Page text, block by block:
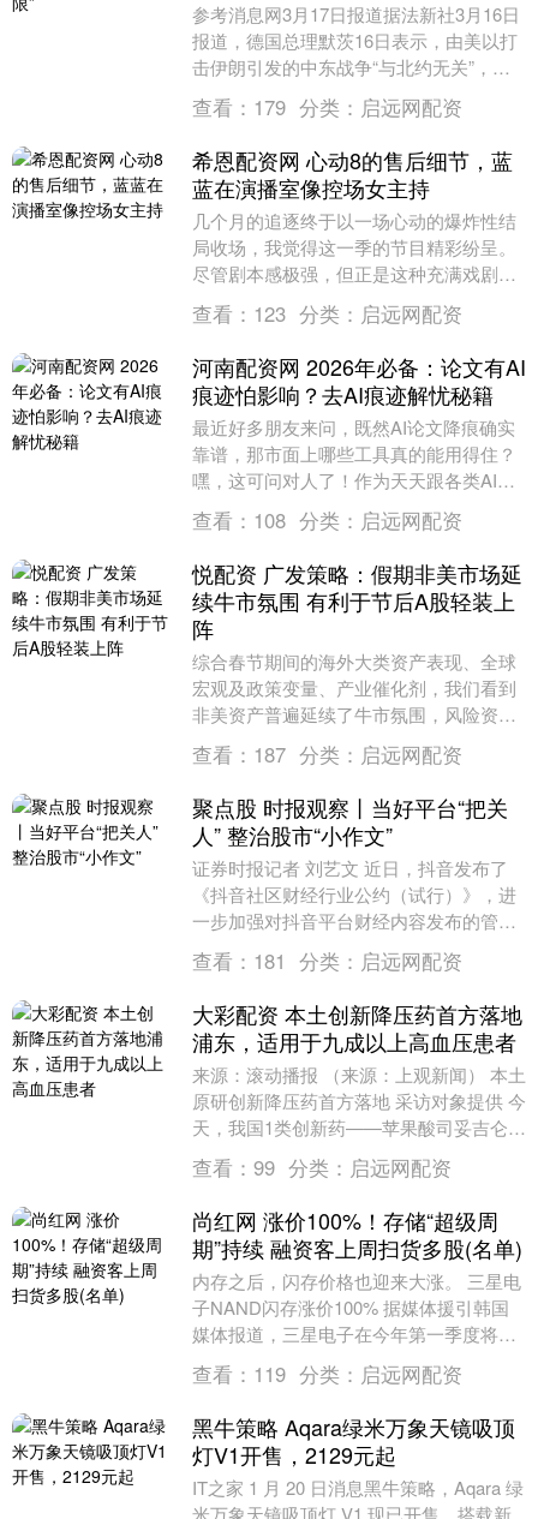
参考消息网3月17日报道据法新社3月16日
报道，德国总理默茨16日表示，由美以打
击伊朗引发的中东战争“与北约无关”，德
国也不会参与这场战争。 报道称，默茨在
与荷....
查看： 179 分类： 启远网配资
希恩配资网 心动8的售后细节，蓝
蓝在演播室像控场女主持
几个月的追逐终于以一场心动的爆炸性结
局收场，我觉得这一季的节目精彩纷呈。
尽管剧本感极强，但正是这种充满戏剧性
的恋爱综艺才更吸引人。如果故事从头甜
到尾，恐怕会显得....
查看： 123 分类： 启远网配资
河南配资网 2026年必备：论文有AI
痕迹怕影响？去AI痕迹解忧秘籍
最近好多朋友来问，既然AI论文降痕确实
靠谱，那市面上哪些工具真的能用得住？
嘿，这可问对人了！作为天天跟各类AI工
具打交道的老玩家，今天就把我亲测有效
的宝藏工具—....
查看： 108 分类： 启远网配资
悦配资 广发策略：假期非美市场延
续牛市氛围 有利于节后A股轻装上
阵
综合春节期间的海外大类资产表现、全球
宏观及政策变量、产业催化剂，我们看到
非美资产普遍延续了牛市氛围，风险资产
走强，欧洲、东亚、南美多国股指先后创
出历史新高。 （....
查看： 187 分类： 启远网配资
聚点股 时报观察丨当好平台“把关
人” 整治股市“小作文”
证券时报记者 刘艺文 近日，抖音发布了
《抖音社区财经行业公约（试行）》，进
一步加强对抖音平台财经内容发布的管
理。作者资质方面，倡导完成平台财经专
业资质认证，禁止....
查看： 181 分类： 启远网配资
大彩配资 本土创新降压药首方落地
浦东，适用于九成以上高血压患者
来源：滚动播报 （来源：上观新闻） 本土
原研创新降压药首方落地 采访对象提供 今
天，我国1类创新药——苹果酸司妥吉仑
片，在上海市浦东新区公利医院开出首张
处方。这....
查看： 99 分类： 启远网配资
尚红网 涨价100%！存储“超级周
期”持续 融资客上周扫货多股(名单)
内存之后，闪存价格也迎来大涨。 三星电
子NAND闪存涨价100% 据媒体援引韩国
媒体报道，三星电子在今年第一季度将
NAND闪存的供应价格上调了100%以上，
这一....
查看： 119 分类： 启远网配资
黑牛策略 Aqara绿米万象天镜吸顶
灯V1开售，2129元起
IT之家 1 月 20 日消息黑牛策略，Aqara 绿
米万象天镜吸顶灯 V1 现已开售，搭载新